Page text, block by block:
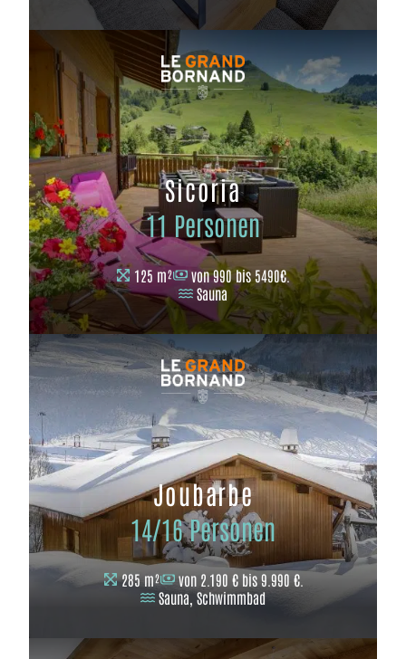
Sicoria
11 Personen
125 m²
von 990 bis 5490€.
Sauna
Joubarbe
14/16 Personen
285 m²
von 2.190 € bis 9.990 €.
Sauna, Schwimmbad